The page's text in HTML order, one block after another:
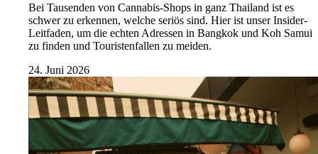
Bei Tausenden von Cannabis-Shops in ganz Thailand ist es
schwer zu erkennen, welche seriös sind. Hier ist unser Insider-
Leitfaden, um die echten Adressen in Bangkok und Koh Samui
zu finden und Touristenfallen zu meiden.
24. Juni 2026